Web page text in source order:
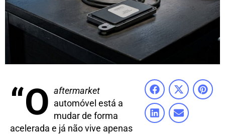
“O aftermarket
automóvel está a
mudar de forma
acelerada e já não vive apenas